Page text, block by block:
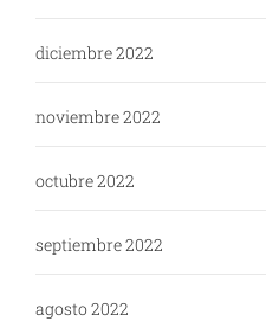
diciembre 2022
noviembre 2022
octubre 2022
septiembre 2022
agosto 2022